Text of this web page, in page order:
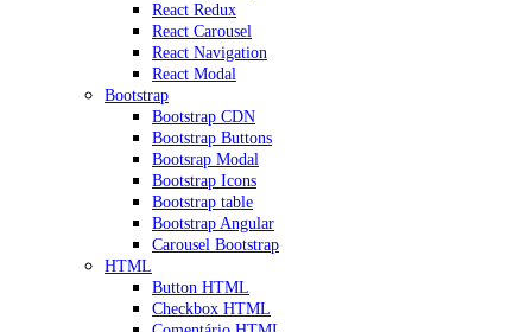
React Redux
React Carousel
React Navigation
React Modal
Bootstrap
Bootstrap CDN
Bootstrap Buttons
Bootsrap Modal
Bootstrap Icons
Bootstrap table
Bootstrap Angular
Carousel Bootstrap
HTML
Button HTML
Checkbox HTML